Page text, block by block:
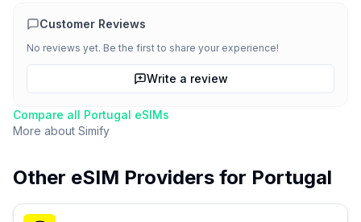
Customer Reviews
No reviews yet. Be the first to share your experience!
Write a review
Compare all Portugal eSIMs
More about Simify
Other eSIM Providers for Portugal